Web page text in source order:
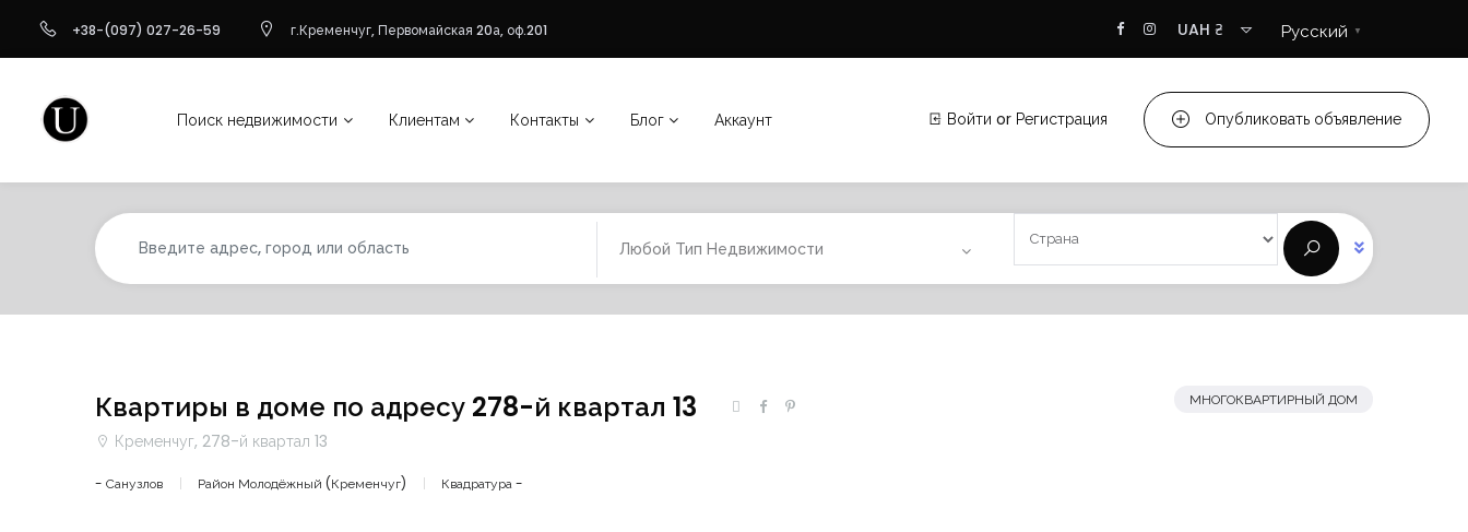
+38-(097) 027-26-59 г.Кременчуг, Первомайская 20а, оф.201 UAH ₴ Русский ▼
Поиск недвижимости Клиентам Контакты Блог Аккаунт Войти or Регистрация Опубликовать объявление
Любой Тип Недвижимости
Квартиры в доме по адресу 278-й квартал 13
Кременчуг, 278-й квартал 13
- Санузлов Район Молодёжный (Кременчуг) Квадратура -
МНОГОКВАРТИРНЫЙ ДОМ